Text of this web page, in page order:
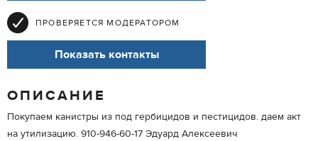
ПРОВЕРЯЕТСЯ МОДЕРАТОРОМ
Показать контакты
ОПИСАНИЕ
Покупаем канистры из под гербицидов и пестицидов. даем акт
на утилизацию. 910-946-60-17 Эдуард Алексеевич